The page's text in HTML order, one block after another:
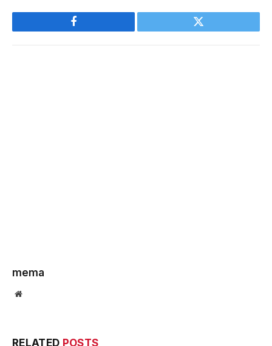
Facebook Twitter
mema
Website
RELATED POSTS